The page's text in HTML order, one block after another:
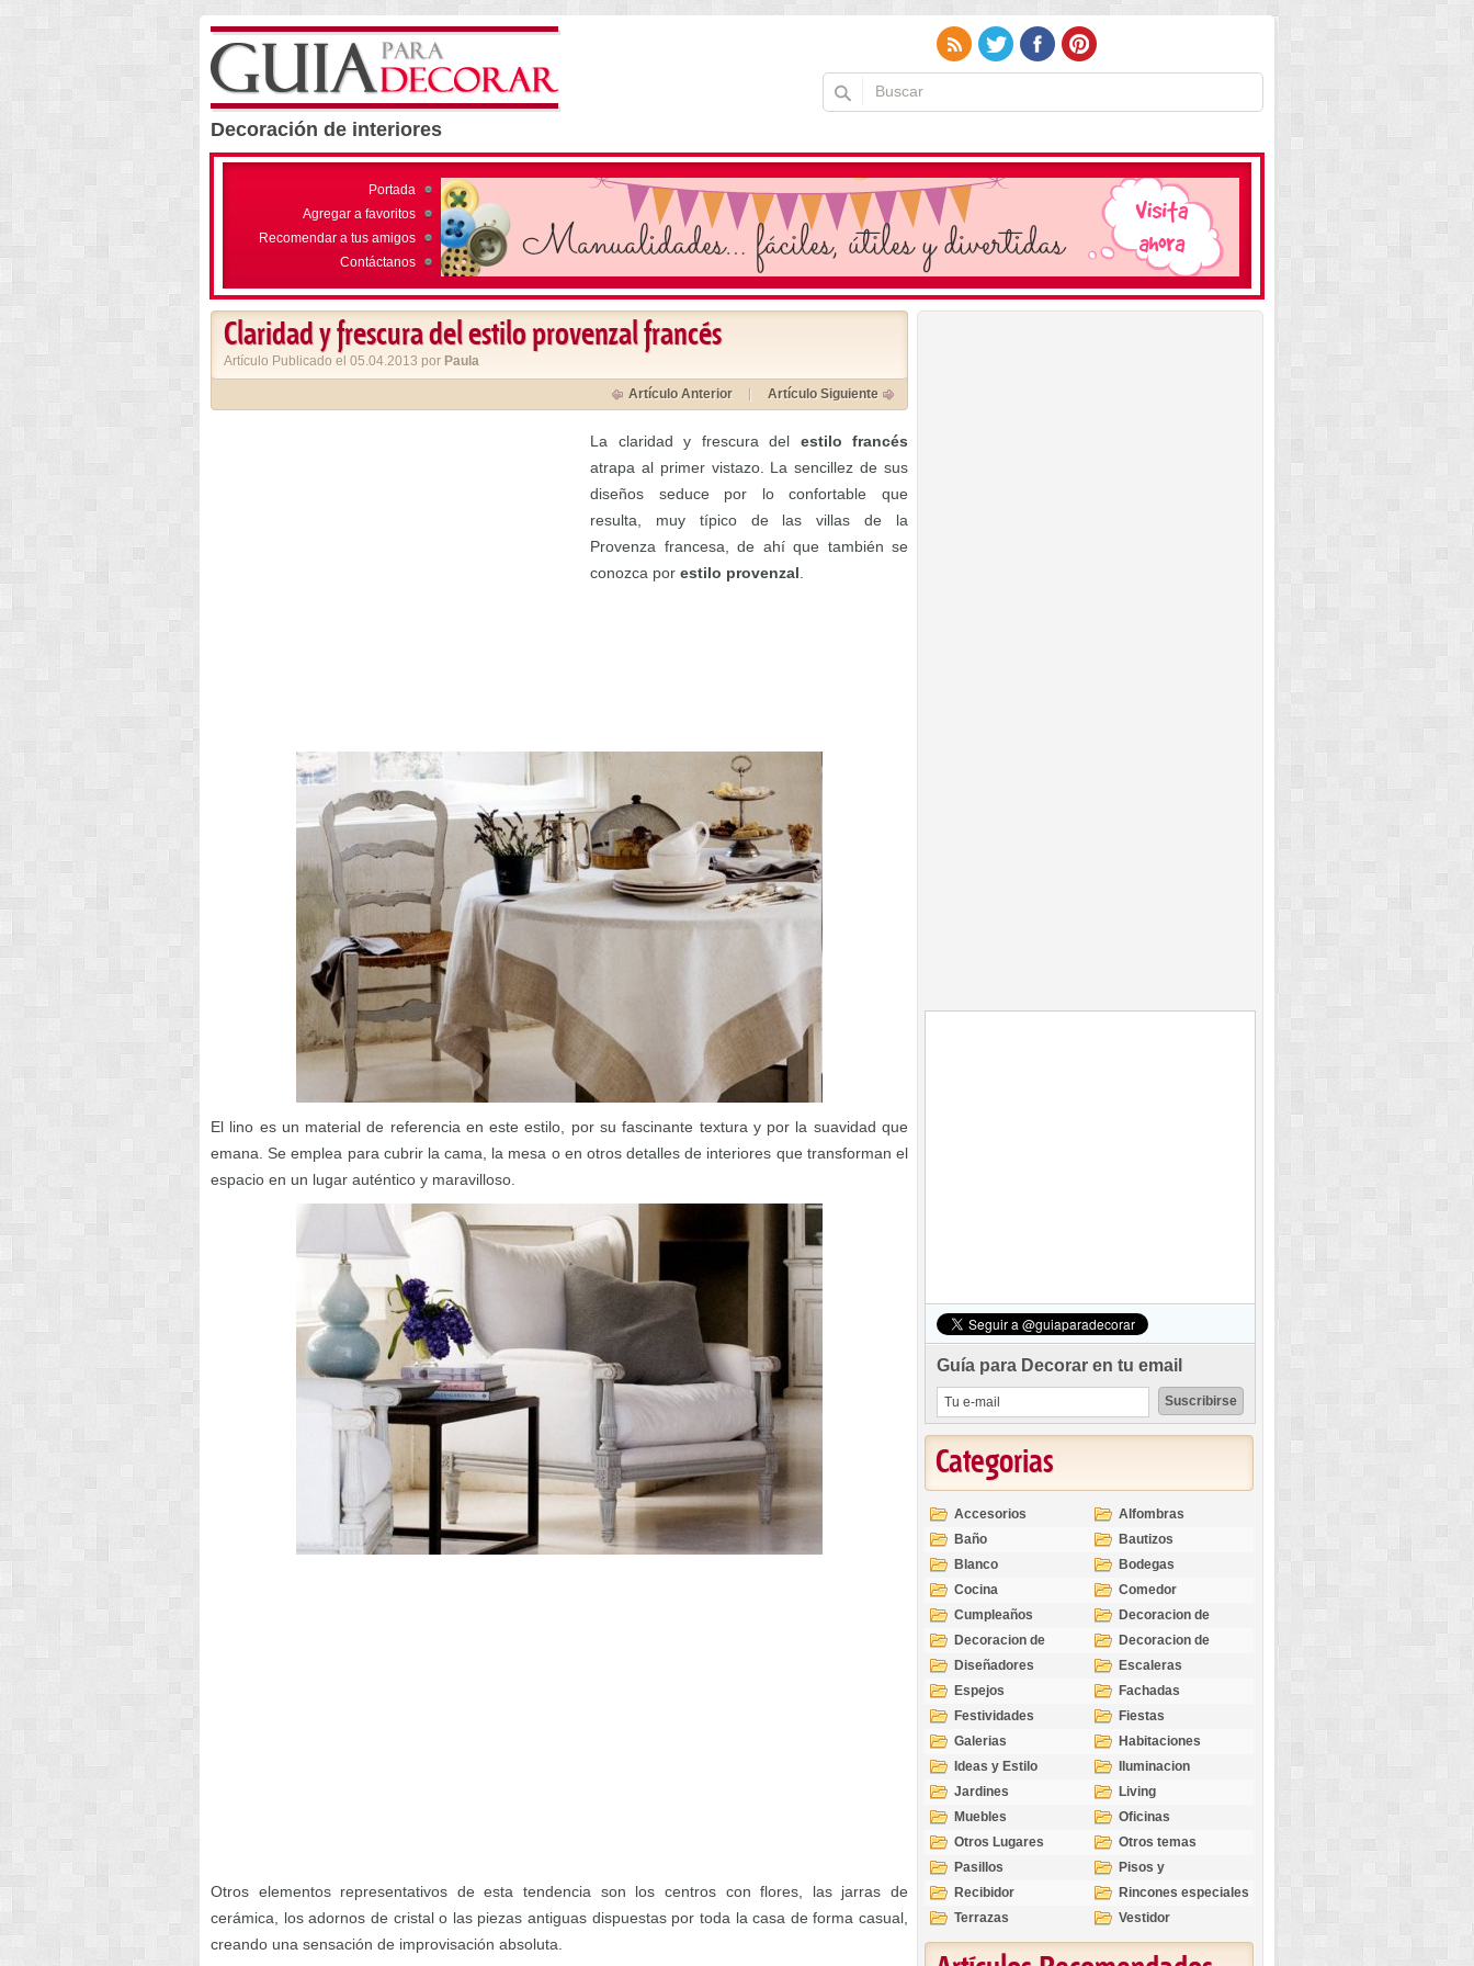
Decoración de interiores
Portada
Agregar a favoritos
Recomendar a tus amigos
Contáctanos
Claridad y frescura del estilo provenzal francés
Artículo Publicado el 05.04.2013 por Paula
Artículo Anterior Artículo Siguiente
La claridad y frescura del estilo francés
atrapa al primer vistazo. La sencillez de sus
diseños seduce por lo confortable que
resulta, muy típico de las villas de la
Provenza francesa, de ahí que también se
conozca por estilo provenzal
El lino es un material de referencia en este estilo, por su fascinante textura y por la suavidad que
emana. Se emplea para cubrir la cama, la mesa o en otros detalles de interiores que transforman el
espacio en un lugar auténtico y maravilloso.
Otros elementos representativos de esta tendencia son los centros con flores, las jarras de
cerámica, los adornos de cristal o las piezas antiguas dispuestas por toda la casa de forma casual,
creando una sensación de improvisación absoluta.
Guía para Decorar en tu email
Categorias
Accesorios
Alfombras
Baño
Bautizos
Blanco
Bodegas
Cocina
Comedor
Cumpleaños
Decoracion de
Exteriores
Decoracion de
Interiores
Decoracion de
Ocasiones
Diseñadores
Escaleras
Espejos
Fachadas
Festividades
Fiestas
Galerias
Habitaciones
Ideas y Estilo
Iluminacion
Jardines
Living
Muebles
Oficinas
Otros Lugares
Otros temas
Pasillos
Pisos y
revestimientos
Recibidor
Rincones especiales
Terrazas
Vestidor